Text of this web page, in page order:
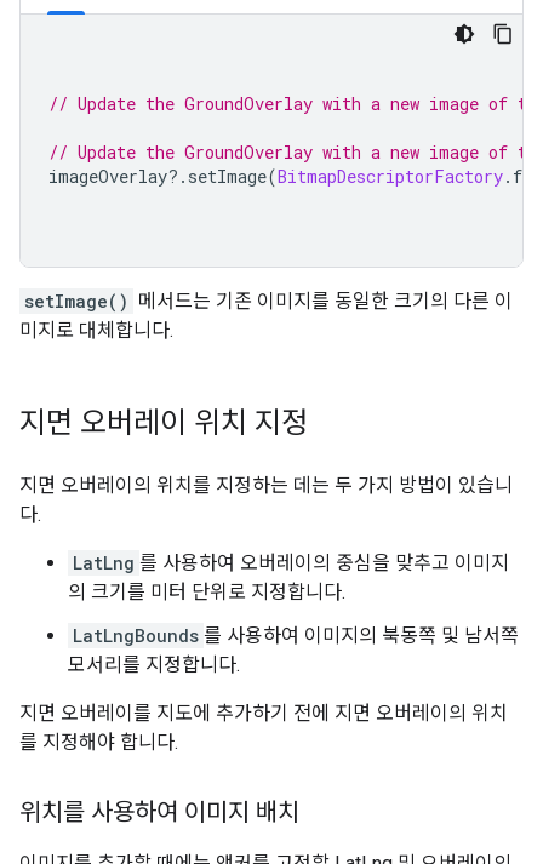
// Update the GroundOverlay with a new image of
// Update the GroundOverlay with a new image of
imageOverlay?. setImage(BitmapDescriptorFactory.
setImage() 메서드는 기존 이미지를 동일한 크기의 다른 이
미지로 대체합니다.
지면 오버레이 위치 지정
지면 오버레이의 위치를 지정하는 데는 두 가지 방법이 있습니
다.
LatLng 를 사용하여 오버레이의 중심을 맞추고 이미지
의 크기를 미터 단위로 지정합니다.
LatLngBounds 를 사용하여 이미지의 북동쪽 및 남서쪽
모서리를 지정합니다.
지면 오버레이를 지도에 추가하기 전에 지면 오버레이의 위치
를 지정해야 합니다.
위치를 사용하여 이미지 배치